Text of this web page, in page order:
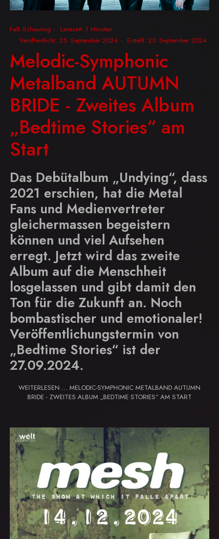
Falk Scheuring
Lesezeit: 1 Minuten
Veröffentlicht: 25. September 2024
Erstellt: 25. September 2024
Melodic-Symphonic
Metalband AUTUMN
BRIDE - Zweites Album
„Bedtime Stories“ am
Start
Das Debütalbum „Undying“, dass
2021 erschien, hat die Metal
Fans und Medienvertreter
gleichermassen begeistern
können und viel Aufsehen
erregt. Jetzt wird das zweite
Album auf die Menschheit
losgelassen und gibt damit den
Ton für die Zukunft an. Noch
bombastischer und emotionaler!
Veröffentlichungstermin von
„Bedtime Stories“ ist der
27.09.2024.
WEITERLESEN … MELODIC-SYMPHONIC METALBAND AUTUMN
BRIDE - ZWEITES ALBUM „BEDTIME STORIES“ AM START